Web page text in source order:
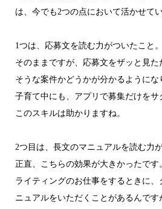
は、今でも2つの点において活かせてい
1つは、応募文を読む力がついたこと。
そのままですが、応募文をザッと見た
そうな案件かどうかが分かるようにな
子育て中にも、アプリで募集だけをサ
このスキルは助かりますね。
2つ目は、長文のマニュアルを読む力
正直、こちらの効果が大きかったです
ライティングのお仕事をするときに
ニュアルをいただくことがあるんで